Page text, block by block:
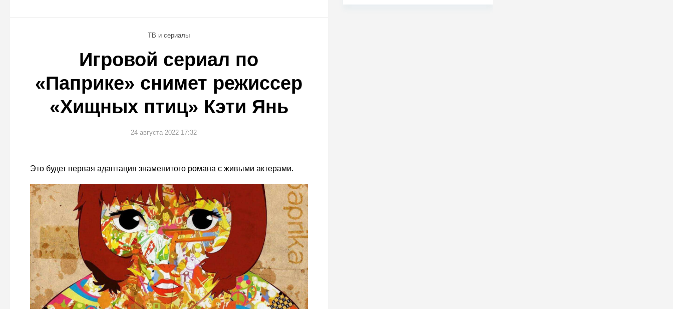
ТВ и сериалы
Игровой сериал по
«Паприке» снимет режиссер
«Хищных птиц» Кэти Янь
24 августа 2022 17:32
Это будет первая адаптация знаменитого романа с живыми актерами.